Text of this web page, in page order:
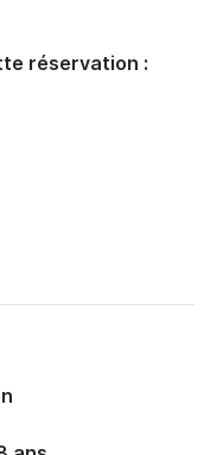
réservation :